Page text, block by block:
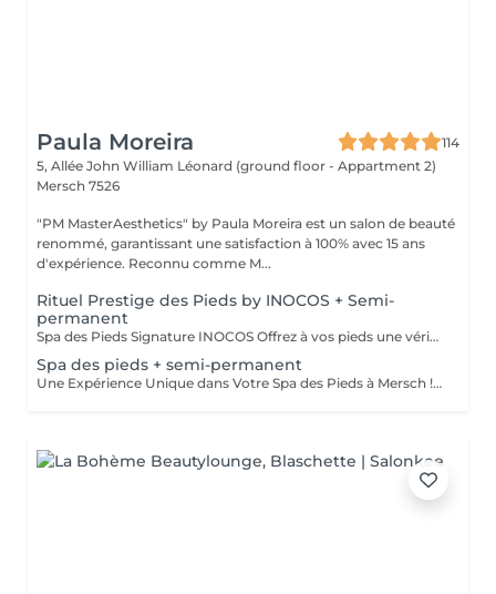
Paula Moreira
114
5, Allée John William Léonard (ground floor - Appartment 2)
Mersch 7526
"PM MasterAesthetics" by Paula Moreira est un salon de beauté
renommé, garantissant une satisfaction à 100% avec 15 ans
d'expérience. Reconnu comme M...
Rituel Prestige des Pieds by INOCOS + Semi-
permanent
Spa des Pieds Signature INOCOS Offrez à vos pieds une véritable parenthèse de bien-être avec notre nouveau soin Spa des Pieds Signature INOCOS. Durée : 1h15 Le rituel comprend : Bain relaxant aux sels parfumés pour détendre et préparer les pieds. Nettoyage avec une mousse hygiénisante aux huiles essentielles d'eucalyptus, de lavande et de tea tree. Gommage exfoliant aux grains naturels, enrichi en huile de jojoba et panthénol, pour éliminer les cellules mortes et retrouver une peau douce. Élimination douce des callosités et des rugosités superficielles. Pose de vernis semi-permanent pour une finition élégante et durable. Hydratation intense grâce à la crème aux actifs nourrissants (urée, acide hyaluronique, panthénol et niacinamide), accompagnée d'un massage relaxant pour une sensation de légèreté et de confort. Résultat : Des pieds parfaitement soignés, doux, hydratés et sublimés, dans une ambiance de détente absolue. Contre-indications Ce soin ne peut pas être réalisé en cas de : * Mycose des pieds ou des ongles ; * Plaies, coupures ou infections ; * Verrues plantaires ; * Eczéma, psoriasis ou autres maladies de la peau au niveau des pieds ; * Pied diabétique ou troubles circulatoires sans avis médical ; * Toute autre pathologie nécessitant une prise en charge par un podologue ou un médecin.
Spa des pieds + semi-permanent
Une Expérience Unique dans Votre Spa des Pieds à Mersch ! Bain de pieds spécial Immersion dans de l'eau tiède avec des sels de l'Himalaya, des pétales de rose ou des herbes apaisantes. Pour une touche de luxe supplémentaire, nous ajoutons du lait et du miel pour une action hydratante et adoucissante. Gommage Utilisation d'exfoliants naturels haut de gamme, tels que le sucre brun, l'huile de coco ou le marc de café, pour activer la circulation. Technique de massage pour éliminer les impuretés et laisser la peau douce et revitalisée. Hydratation intensive Application d'un masque hydratant au beurre de karité et au collagène, enveloppé dans un film thermique pour une absorption en profondeur. Massage relaxant Massage réalisé avec des huiles essentielles d'argan, de lavande ou d'amande douce. Finition VIP Application d'un sérum nutritif et d'une crème hydratante pour une peau soyeuse. Finition avec un vernis semi-permanent. Un espace réservé et exclusif, garantissant intimité et un service d'excellence.